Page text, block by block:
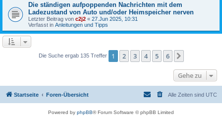
Die ständigen aufpoppenden Nachrichten mit dem
Ladezustand von Auto und/oder Heimspeicher nerven
Letzter Beitrag von c2j2 « 27.Jun 2025, 10:31
Verfasst in Anleitungen und Tipps
Die Suche ergab 135 Treffer 1 2 3 4 5 6
Gehe zu
Startseite Foren-Übersicht Alle Zeiten sind UTC
Powered by phpBB® Forum Software © phpBB Limited